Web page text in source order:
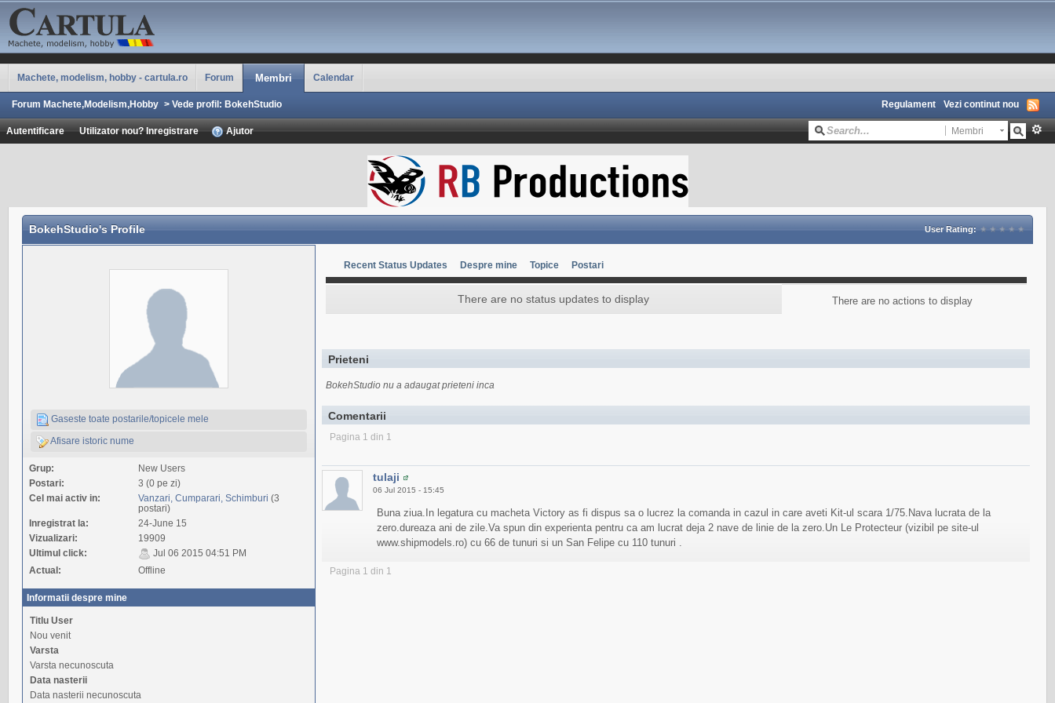
Machete, modelism, hobby - cartula.ro Forum Membri Calendar
Forum Machete,Modelism,Hobby > Vede profil: BokehStudio Regulament Vezi continut nou
Autentificare Utilizator nou? Inregistrare Ajutor Membri
BokehStudio's Profile User Rating:
Gaseste toate postarile/topicele mele
Afisare istoric nume
Grup:
New Users
Postari:
3 (0 pe zi)
Cel mai activ in:
Vanzari, Cumparari, Schimburi (3
postari)
Inregistrat la:
24-June 15
Vizualizari:
19909
Ultimul click:
Jul 06 2015 04:51 PM
Actual:
Offline
Informatii despre mine
Titlu User
Nou venit
Varsta
Varsta necunoscuta
Data nasterii
Data nasterii necunoscuta
Recent Status Updates Despre mine Topice Postari
There are no status updates to display There are no actions to display
Prieteni
BokehStudio nu a adaugat prieteni inca
Comentarii
Pagina 1 din 1
tulaji
06 Jul 2015 - 15:45
Buna ziua.In legatura cu macheta Victory as fi dispus sa o lucrez la comanda in cazul in care aveti Kit-ul scara 1/75.Nava lucrata de la
zero.dureaza ani de zile.Va spun din experienta pentru ca am lucrat deja 2 nave de linie de la zero.Un Le Protecteur (vizibil pe site-ul
www.shipmodels.ro) cu 66 de tunuri si un San Felipe cu 110 tunuri .
Pagina 1 din 1